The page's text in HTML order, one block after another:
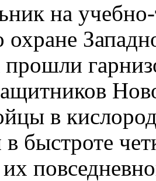
на
прошли
в
в быстроте
их